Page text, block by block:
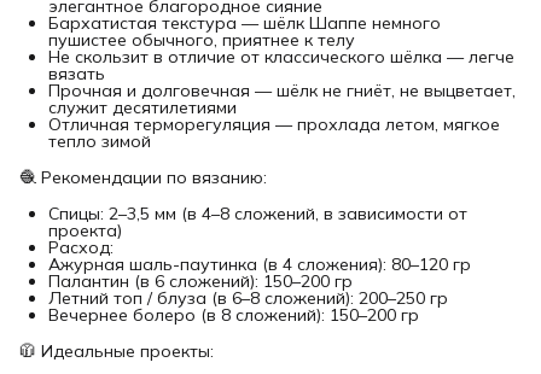
элегантное благородное сияние
Бархатистая текстура — шёлк Шаппе немного
пушистее обычного, приятнее к телу
Не скользит в отличие от классического шёлка — легче
вязать
Прочная и долговечная — шёлк не гниёт, не выцветает,
служит десятилетиями
Отличная терморегуляция — прохлада летом, мягкое
тепло зимой
🧶 Рекомендации по вязанию:
Спицы: 2–3,5 мм (в 4–8 сложений, в зависимости от
проекта)
Расход:
Ажурная шаль-паутинка (в 4 сложения): 80–120 гр
Палантин (в 6 сложений): 150–200 гр
Летний топ / блуза (в 6–8 сложений): 200–250 гр
Вечернее болеро (в 8 сложений): 150–200 гр
🧥 Идеальные проекты: